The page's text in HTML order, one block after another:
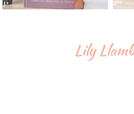
Lily